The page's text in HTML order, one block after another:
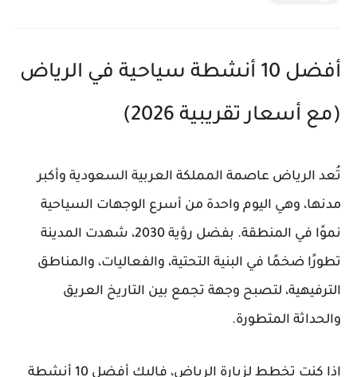
أفضل 10 أنشطة سياحية في الرياض
(مع أسعار تقريبية 2026)
تُعد الرياض عاصمة المملكة العربية السعودية وأكبر
مدنها، وهي اليوم واحدة من أسرع الوجهات السياحية
نموًا في المنطقة. بفضل رؤية 2030، شهدت المدينة
تطورًا ضخمًا في البنية التحتية، والفعاليات، والمناطق
الترفيهية، لتصبح وجهة تجمع بين التاريخ العريق
والحداثة المتطورة.
إذا كنت تخطط لزيارة الرياض، فإليك أفضل 10 أنشطة